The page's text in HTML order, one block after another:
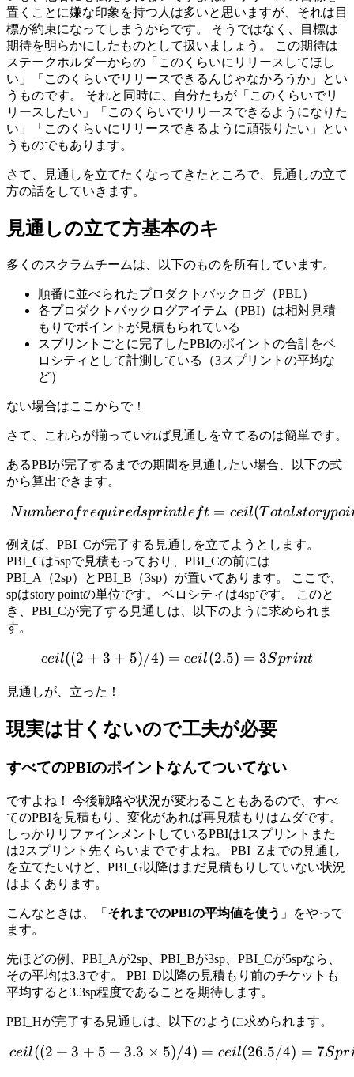
置くことに嫌な印象を持つ人は多いと思いますが、それは目
標が約束になってしまうからです。 そうではなく、目標は
期待を明らかにしたものとして扱いましょう。 この期待は
ステークホルダーからの「このくらいにリリースしてほし
い」「このくらいでリリースできるんじゃなかろうか」とい
うものです。 それと同時に、自分たちが「このくらいでリ
リースしたい」「このくらいでリリースできるようになりた
い」「このくらいにリリースできるように頑張りたい」とい
うものでもあります。
さて、見通しを立てたくなってきたところで、見通しの立て
方の話をしていきます。
見通しの立て方基本のキ
多くのスクラムチームは、以下のものを所有しています。
順番に並べられたプロダクトバックログ（PBL）
各プロダクトバックログアイテム（PBI）は相対見積
もりでポイントが見積もられている
スプリントごとに完了したPBIのポイントの合計をベ
ロシティとして計測している（3スプリントの平均な
ど）
ない場合はここからで！
さて、これらが揃っていれば見通しを立てるのは簡単です。
あるPBIが完了するまでの期間を見通したい場合、以下の式
から算出できます。
Number of required
Numberofrequiredsprintle ft = ceil(T otalstorypo
例えば、PBI_Cが完了する見通しを立てようとします。
PBI_Cは5spで見積もっており、PBI_Cの前には
PBI_A（2sp）とPBI_B（3sp）が置いてあります。 ここで、
spはstory pointの単位です。 ベロシティは4spです。 このと
き、PBI_Cが完了する見通しは、以下のように求められま
す。
ceil((2+3+5)/4) =
ceil((2 + 3 + 5)/4) = ceil(2.5) = 3Sprint
見通しが、立った！
現実は甘くないので工夫が必要
すべてのPBIのポイントなんてついてない
ですよね！ 今後戦略や状況が変わることもあるので、すべ
てのPBIを見積もり、変化があれば再見積もりはムダです。
しっかりリファインメントしているPBIは1スプリントまた
は2スプリント先くらいまでですよね。 PBI_Zまでの見通し
を立てたいけど、PBI_G以降はまだ見積もりしていない状況
はよくあります。
こんなときは、「 それまでのPBIの平均値を使う 」をやって
ます。
先ほどの例、PBI_Aが2sp、PBI_Bが3sp、PBI_Cが5spなら、
その平均は3.3です。 PBI_D以降の見積もり前のチケットも
平均すると3.3sp程度であることを期待します。
PBI_Hが完了する見通しは、以下のように求められます。
ceil((2 + 3 + 5 + 3.3 × 5)
ceil((2 + 3 + 5 + 3.3 × 5)/4) = ceil(26.5/4) = 7Spr